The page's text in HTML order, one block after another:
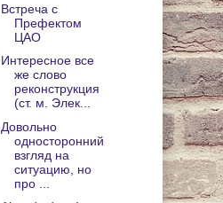
Встреча с
Префектом
ЦАО
Интересное все
же слово
реконструкция
(ст. м. Элек...
Довольно
односторонний
взгляд на
ситуацию, но
про ...